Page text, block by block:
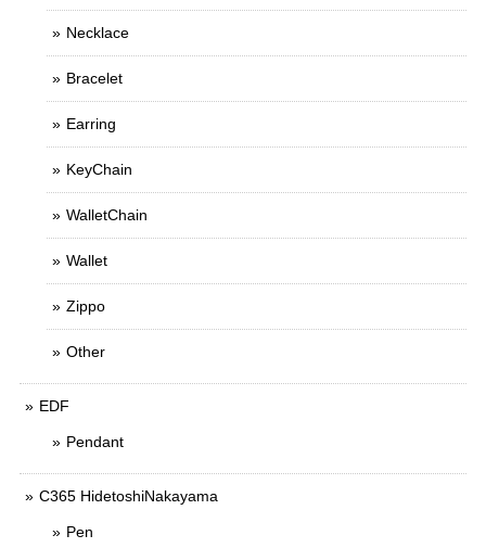
Necklace
Bracelet
Earring
KeyChain
WalletChain
Wallet
Zippo
Other
EDF
Pendant
C365 HidetoshiNakayama
Pen